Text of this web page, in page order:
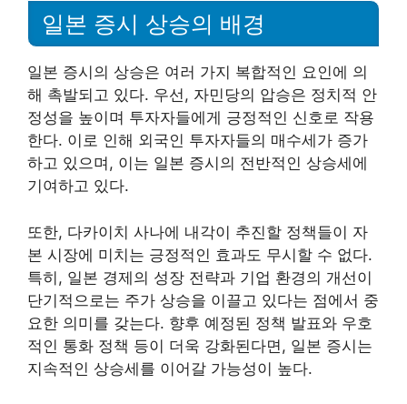
일본 증시 상승의 배경
일본 증시의 상승은 여러 가지 복합적인 요인에 의
해 촉발되고 있다. 우선, 자민당의 압승은 정치적 안
정성을 높이며 투자자들에게 긍정적인 신호로 작용
한다. 이로 인해 외국인 투자자들의 매수세가 증가
하고 있으며, 이는 일본 증시의 전반적인 상승세에
기여하고 있다.
또한, 다카이치 사나에 내각이 추진할 정책들이 자
본 시장에 미치는 긍정적인 효과도 무시할 수 없다.
특히, 일본 경제의 성장 전략과 기업 환경의 개선이
단기적으로는 주가 상승을 이끌고 있다는 점에서 중
요한 의미를 갖는다. 향후 예정된 정책 발표와 우호
적인 통화 정책 등이 더욱 강화된다면, 일본 증시는
지속적인 상승세를 이어갈 가능성이 높다.